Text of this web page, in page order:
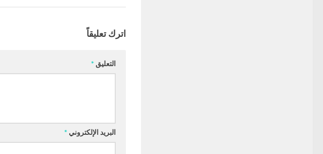
اترك تعليقاً
التعليق*
البريد الإلكتروني *